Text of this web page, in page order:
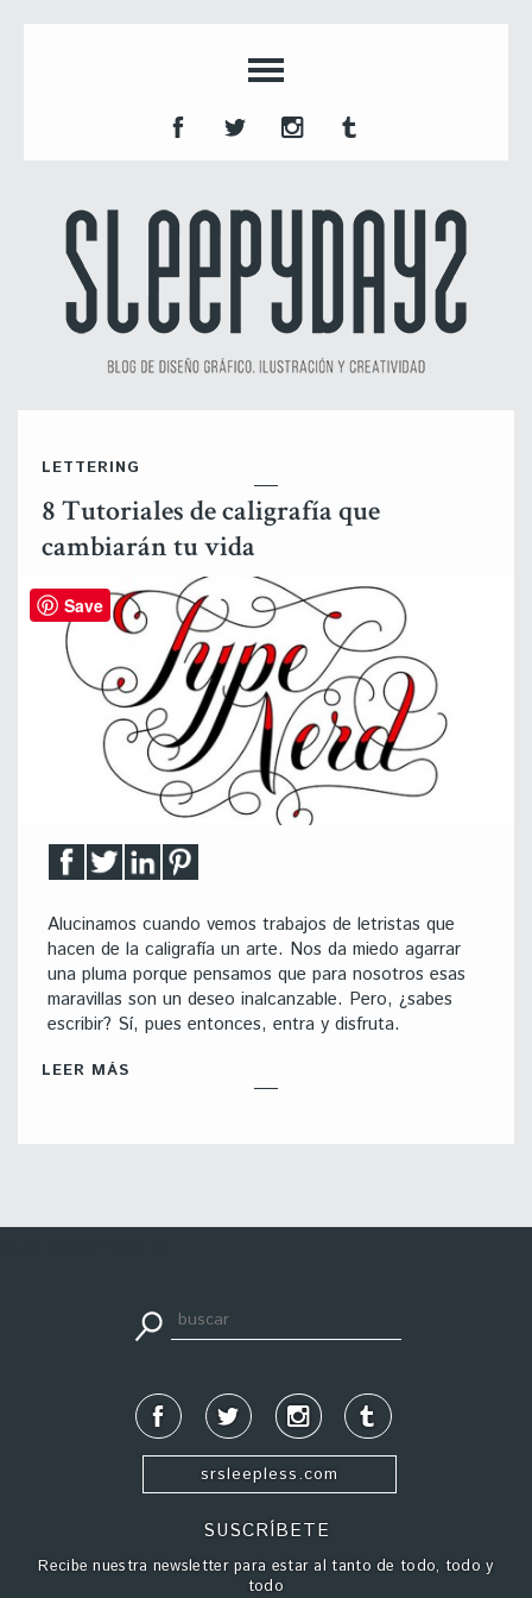
LETTERING
8 Tutoriales de caligrafía que
cambiarán tu vida
Alucinamos cuando vemos trabajos de letristas que
hacen de la caligrafía un arte. Nos da miedo agarrar
una pluma porque pensamos que para nosotros esas
maravillas son un deseo inalcanzable. Pero, ¿sabes
escribir? Sí, pues entonces, entra y disfruta.
LEER MÁS
srsleepless.com
SUSCRÍBETE
Recibe nuestra newsletter para estar al tanto de todo, todo y
todo
Save